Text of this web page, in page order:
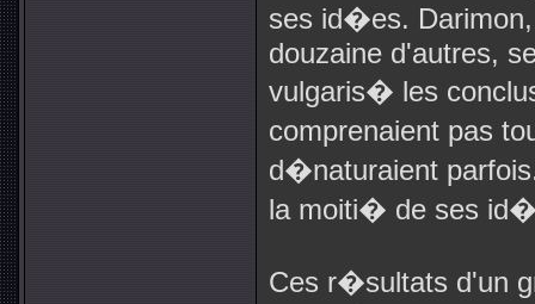
ses id�es.
douzaine d'autres,
vulgaris� les
comprenaient pas
d�naturaient
la moiti� de ses
Ces r�sultats d'un